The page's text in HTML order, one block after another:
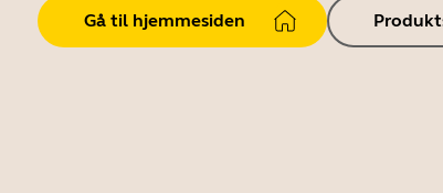
Gå til hjemmesiden